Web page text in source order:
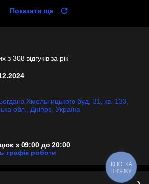
Показати ще
з 308 відгуків за рік
Хмельницького буд. 31, кв. 133,
обл., Дніпро, Україна
з 09:00 до 20:00
графік роботи
КНОПКА
ЗВ'ЯЗКУ